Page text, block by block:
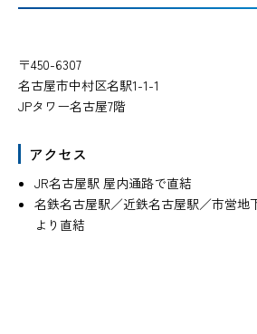
〒450-6307
名古屋市中村区名駅1-1-1
JPタワー名古屋7階
アクセス
JR名古屋駅 屋内通路で直結
名鉄名古屋駅／近鉄名古屋駅／市営地
より直結